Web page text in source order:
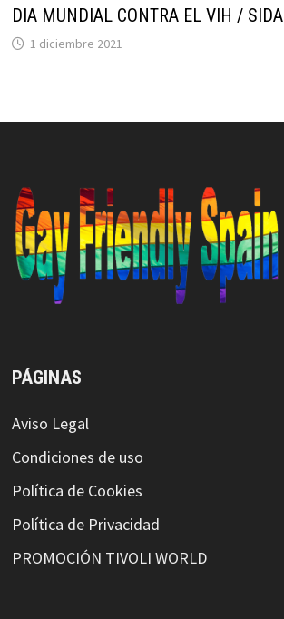
DIA MUNDIAL CONTRA EL VIH / SIDA
1 diciembre 2021
PÁGINAS
Aviso Legal
Condiciones de uso
Política de Cookies
Política de Privacidad
PROMOCIÓN TIVOLI WORLD